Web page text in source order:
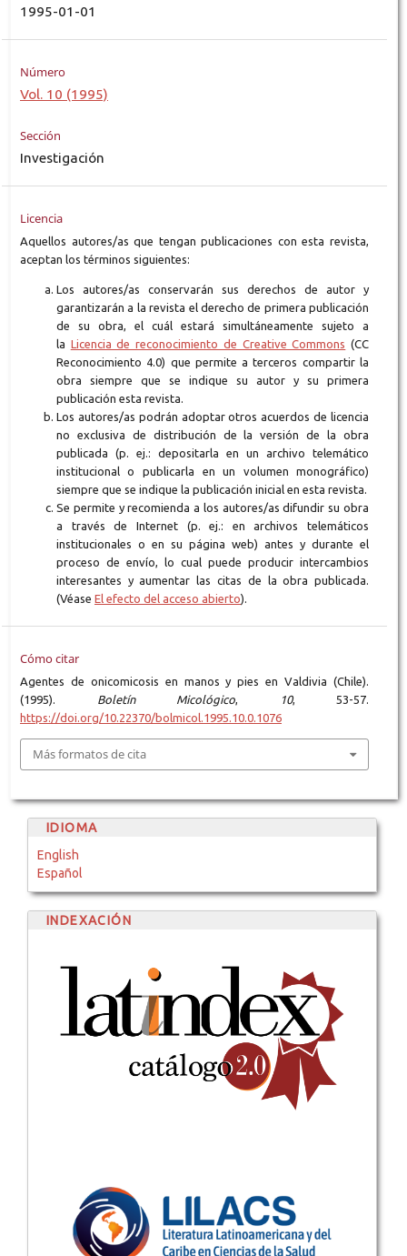
1995-01-01
Número
Vol. 10 (1995)
Sección
Investigación
Licencia
Aquellos autores/as que tengan publicaciones con esta revista,
aceptan los términos siguientes:
Los autores/as conservarán sus derechos de autor y
garantizarán a la revista el derecho de primera publicación
de su obra, el cuál estará simultáneamente sujeto a
la Licencia de reconocimiento de Creative Commons (CC
Reconocimiento 4.0) que permite a terceros compartir la
obra siempre que se indique su autor y su primera
publicación esta revista.
Los autores/as podrán adoptar otros acuerdos de licencia
no exclusiva de distribución de la versión de la obra
publicada (p. ej.: depositarla en un archivo telemático
institucional o publicarla en un volumen monográfico)
siempre que se indique la publicación inicial en esta revista.
Se permite y recomienda a los autores/as difundir su obra
a través de Internet (p. ej.: en archivos telemáticos
institucionales o en su página web) antes y durante el
proceso de envío, lo cual puede producir intercambios
interesantes y aumentar las citas de la obra publicada.
(Véase El efecto del acceso abierto).
Cómo citar
Agentes de onicomicosis en manos y pies en Valdivia (Chile).
(1995).
Boletín Micológico, 10, 53-57.
https://doi.org/10.22370/bolmicol.1995.10.0.1076
Más formatos de cita
IDIOMA
English
Español
INDEXACIÓN